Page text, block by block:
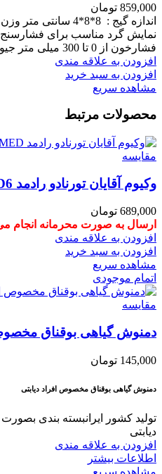
859,000 تومان
نمایش گرد مناسب برای فشارسنج
فشارخون از 0 تا 300 میلی متر جیوه
افزودن به علاقه مندی
افزودن به سبد خرید
مشاهده سریع
محصولات مرتبط
مقایسه
وکیوم آقایان تورنادو رادمد TORNADO RADMED6
689,000 تومان
ارسال به صورت محرمانه انجام
افزودن به علاقه مندی
افزودن به سبد خرید
مشاهده سریع
اتمام موجودی
مقایسه
دمنوش گیاهی بوقناق
145,000 تومان
دمنوش گیاهی بوقناق مخصوص افراد دیابتی
تولید کشور ایرانبسته بندی
دیابتی
افزودن به علاقه مندی
اطلاعات بیشتر
مشاهده سریع